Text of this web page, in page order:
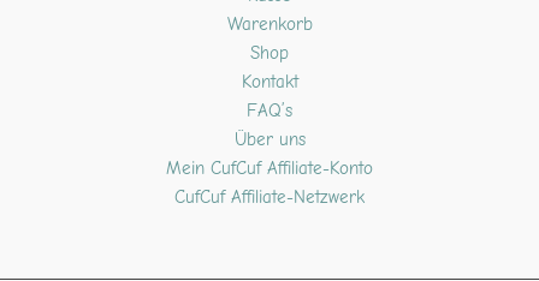
Warenkorb
Shop
Kontakt
FAQ’s
Über uns
Mein CufCuf Affiliate-Konto
CufCuf Affiliate-Netzwerk